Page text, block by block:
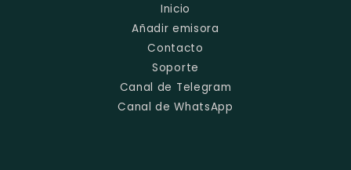
Inicio
Añadir emisora
Contacto
Soporte
Canal de Telegram
Canal de WhatsApp